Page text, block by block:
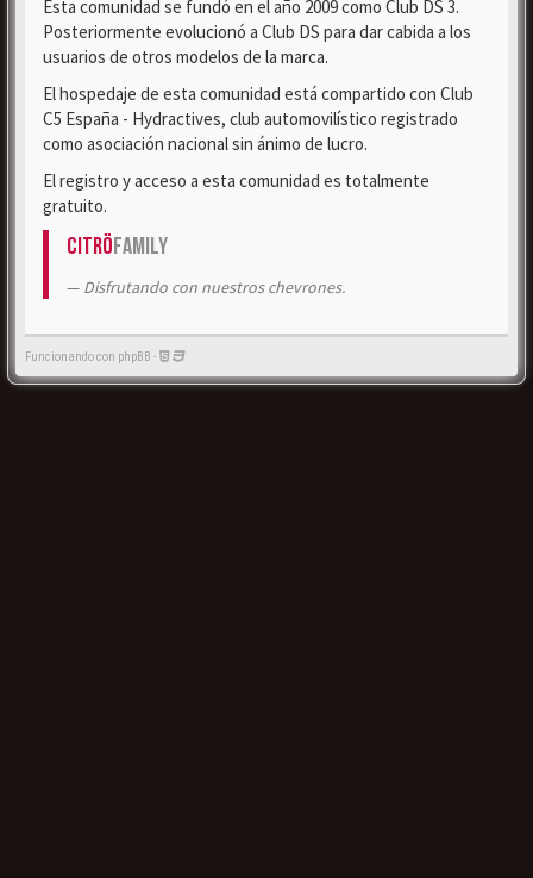
Esta comunidad se fundó en el año 2009 como Club DS 3.
Posteriormente evolucionó a Club DS para dar cabida a los
usuarios de otros modelos de la marca.
El hospedaje de esta comunidad está compartido con Club
C5 España - Hydractives, club automovilístico registrado
como asociación nacional sin ánimo de lucro.
El registro y acceso a esta comunidad es totalmente
gratuito.
CitröFamily
Disfrutando con nuestros chevrones.
Funcionando con phpBB -